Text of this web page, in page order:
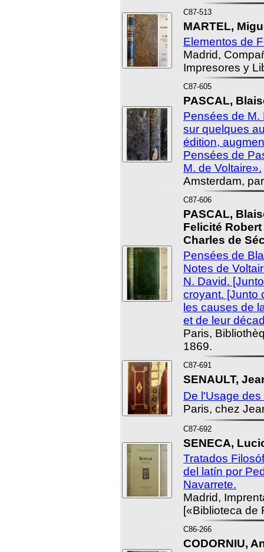
C87-513
MARTEL,
Elementos de
Madrid,
Impresores y
C87-605
PASCAL,
Pensées de M.
sur quelques
édition,
Pensées de
M. de Voltaire».
Amsterdam,
C87-606
PASCAL,
Felicité Robert
Charles de
Pensées de
Notes de
N. David.
croyant. [Junto
les causes de
et de leur
Paris,
1869.
C87-691
SENAULT,
De l'Usage
Paris, chez
C87-692
SENECA,
Tratados
del latín por
Navarrete.
Madrid,
[«Biblioteca de
C86-266
CODORNIU,